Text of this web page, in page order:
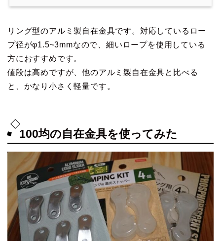
リング型のアルミ製自在金具です。対応しているロー
プ径がφ1.5~3mmなので、細いロープを使用している
方におすすめです。
値段は高めですが、他のアルミ製自在金具と比べる
と、かなり小さく軽量です。
100均の自在金具を使ってみた